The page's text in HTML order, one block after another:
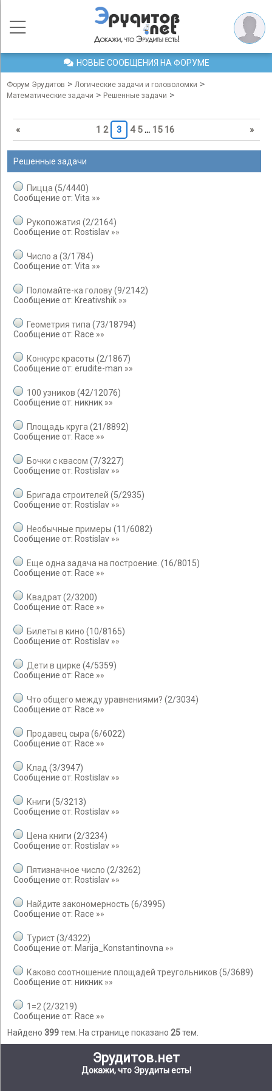
НОВЫЕ СООБЩЕНИЯ НА ФОРУМЕ
Форум Эрудитов > Логические задачи и головоломки >
Математические задачи > Решенные задачи >
« 1 2 3 4 5 … 15 16 »
Решенные задачи
Пицца (5/4440)
Сообщение от: Vita »»
Рукопожатия (2/2164)
Сообщение от: Rostislav »»
Число a (3/1784)
Сообщение от: Vita »»
Поломайте-ка голову(9/2142)
Сообщение от: Kreativshik »»
Геометрия типа (73/18794)
Сообщение от: Race »»
Конкурс красоты (2/1867)
Сообщение от: erudite-man »»
100 узников (42/12076)
Сообщение от: никник »»
Площадь круга (21 /8892)
Сообщение от: Race »»
Бочки с квасом (7/3227)
Сообщение от: Rostislav »»
Бригада строителей (5/2935)
Сообщение от: Rostislav »»
Необычные примеры (11 /6082)
Сообщение от: Rostislav »»
Еще одна задача на построение. (16/8015)
Сообщение от: Race »»
Квадрат(2/3200)
Сообщение от: Race »»
Билеты в кино (10/8165)
Сообщение от: Rostislav »»
Дети в цирке (4/5359)
Сообщение от: Race »»
Что общего между уравнениями? (2/3034)
Сообщение от: Race »»
Продавец сыра (6/6022)
Сообщение от: Race »»
Клад (3/3947)
Сообщение от: Rostislav »»
Книги (5/3213)
Сообщение от: Rostislav »»
Цена книги (2/3234)
Сообщение от: Rostislav »»
Пятизначное число (2/3262)
Сообщение от: Rostislav »»
Найдите закономерность (6/3995)
Сообщение от: Race »»
Турист(3/4322)
Сообщение от: Marija_Konstantinovna »»
Каково соотношение площадей треугольников (5/3689)
Сообщение от: никник »»
1=2 (2/3219)
Сообщение от: Race »»
Найдено 399тем. На странице показано 25тем.
Эрудитов.нет
Докажи, что Эрудиты есть!